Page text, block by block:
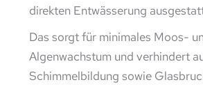
direkten Entwässerung
Das sorgt für minimales Moos-
Algenwachstum und verhindert
Schimmelbildung sowie